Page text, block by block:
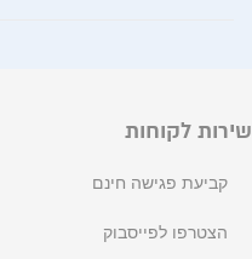
שירות לקוחות
קביעת פגישה חינם
הצטרפו לפייסבוק